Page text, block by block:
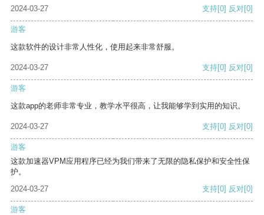
2024-03-27 支持[0] 反对[0]
游客
这款软件的设计非常人性化，使用起来非常舒服。
2024-03-27 支持[0] 反对[0]
游客
这款app的老师非常专业，教学水平很高，让我能够学到实用的知识。
2024-03-27 支持[0] 反对[0]
游客
这款加速器VPM应用程序已经为我们带来了无限的隐私保护和安全性保
护。
2024-03-27
支持[0] 反对[0]
游客